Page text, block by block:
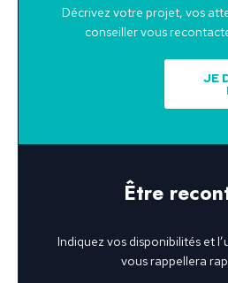
Décrivez votre projet, vos
conseiller vous
JE
Être
Indiquez vos disponibilités et
vous rappellera